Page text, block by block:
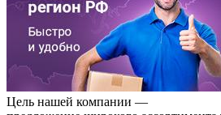
Цель нашей компании —